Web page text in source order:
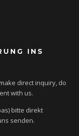
INS
direct inquiry, do
with us.
bitte direkt
senden.